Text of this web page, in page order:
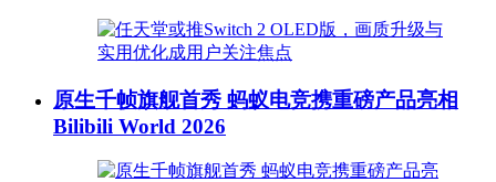
原生千帧旗舰首秀 蚂蚁电竞携重磅产品亮相
Bilibili World 2026